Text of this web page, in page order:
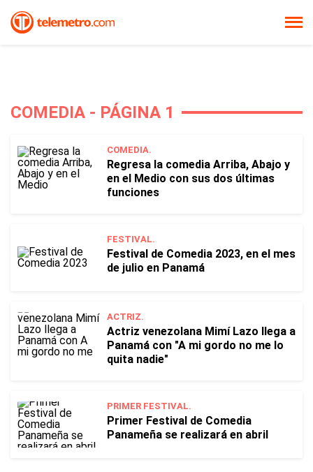
COMEDIA - PÁGINA 1
COMEDIA.
Regresa la comedia Arriba, Abajo y
en el Medio con sus dos últimas
funciones
FESTIVAL.
Festival de Comedia 2023, en el mes
de julio en Panamá
ACTRIZ.
Actriz venezolana Mimí Lazo llega a
Panamá con "A mi gordo no me lo
quita nadie"
PRIMER FESTIVAL.
Primer Festival de Comedia
Panameña se realizará en abril